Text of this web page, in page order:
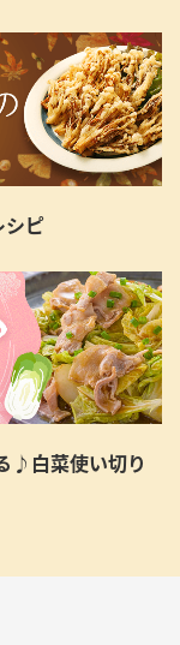
シピ
♪白菜使い切り